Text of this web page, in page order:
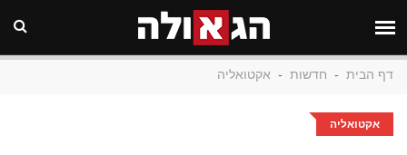
דף הבית - חדשות - אקטואליה
אקטואליה